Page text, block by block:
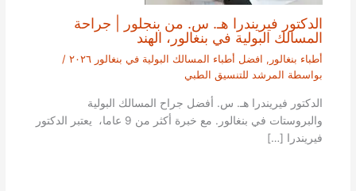
الدكتور فيريندرا هـ. س. من بنجلور | جراحة
المسالك البولية في بنغالور، الهند
أطباء بنغالور , افضل أطباء المسالك البولية في بنغالور ٢٠٢٦
/
بواسطة المرشد للتنسيق الطبي
الدكتور فيريندرا هـ. س. أفضل جراح المسالك البولية
والبروستات في بنغالور. مع خبرة أكثر من 9 عاما، يعتبر الدكتور
فيريندرا […]